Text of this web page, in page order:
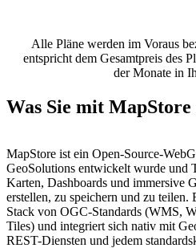
Alle Pläne werden im Voraus
entspricht dem Gesamtpreis des
der Monate in
Was Sie mit
MapStore ist ein Open-Source-
GeoSolutions entwickelt wurde und
Karten, Dashboards und immersive
erstellen, zu speichern und zu teilen.
Stack von OGC-Standards (WMS,
Tiles) und integriert sich nativ mit
REST-Diensten und jedem